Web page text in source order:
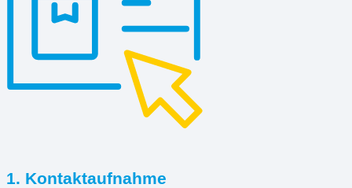
1. Kontaktaufnahme